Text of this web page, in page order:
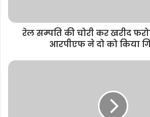
रेल सम्पति की चोरी कर खरीद
आरपीएफ ने दो को किया